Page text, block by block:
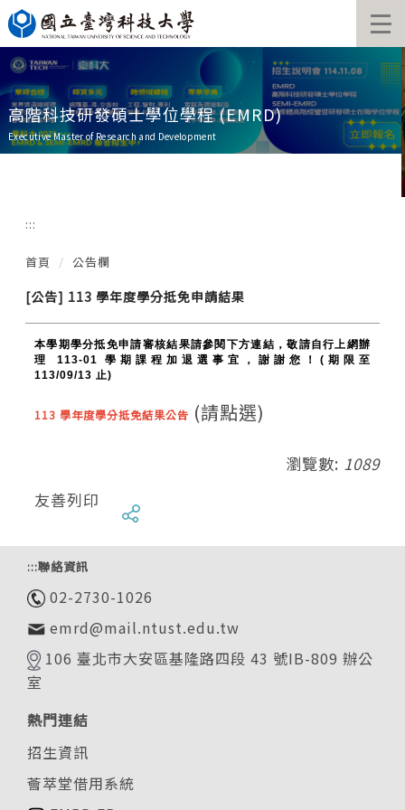
跳
到
主
要
內
容
區
高階科技研發碩士學位學程 (EMRD)
Executive Master of Research and Development
:::
首頁 公告欄
[公告] 113 學年度學分抵免申請結果
本學期學分抵免申請審核結果請參閱下方連結，敬請自行上網辦
理 113-01 學期課程加退選事宜，謝謝您！(期限至
113/09/13 止)
113 學年度學分抵免結果公告 (請點選)
瀏覽數: 1089
友善列印
:::聯絡資訊
02-2730-1026
emrd@mail.ntust.edu.tw
106 臺北市大安區基隆路四段 43 號IB-809 辦公
室
熱門連結
招生資訊
薈萃堂借用系統